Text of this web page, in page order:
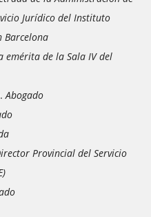
Jurídico del Instituto
Barcelona
emérita de la Sala IV del
Abogado
Provincial del Servicio